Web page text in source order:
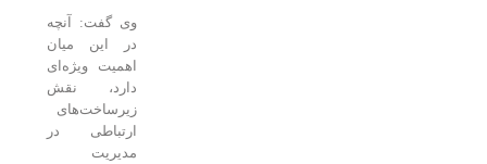
وی گفت: آنچه
در این میان
اهمیت ویژه‌ای
دارد، نقش
زیرساخت‌های
ارتباطی در